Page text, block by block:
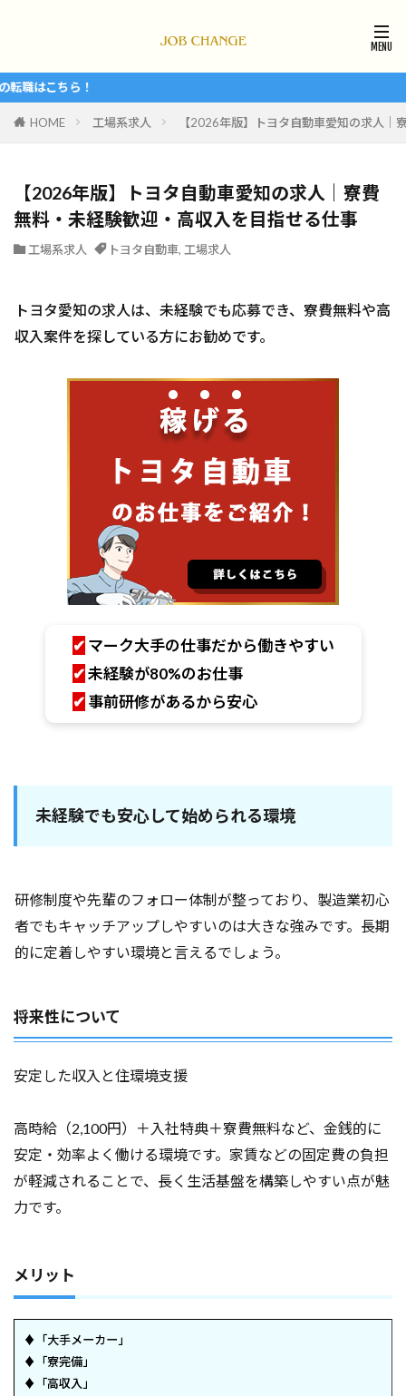
HOME 工場系求人 【2026年版】トヨタ自動車愛知の求人｜
【2026年版】トヨタ自動車愛知の求人｜寮費
無料・未経験歓迎・高収入を目指せる仕事
工場系求人 トヨタ自動車, 工場求人
トヨタ愛知の求人は、未経験でも応募でき、寮費無料や高
収入案件を探している方にお勧めです。
✔ マーク大手の仕事だから働きやすい
✔未経験が80%のお仕事
✔ 事前研修があるから安心
未経験でも安心して始められる環境
研修制度や先輩のフォロー体制が整っており、製造業初心
者でもキャッチアップしやすいのは大きな強みです。長期
的に定着しやすい環境と言えるでしょう。
将来性について
安定した収入と住環境支援
高時給（2,100円）＋入社特典＋寮費無料など、金銭的に
安定・効率よく働ける環境です。家賃などの固定費の負担
が軽減されることで、長く生活基盤を構築しやすい点が魅
力です。
メリット
♦「大手メーカー」
♦「寮完備」
♦「高収入」